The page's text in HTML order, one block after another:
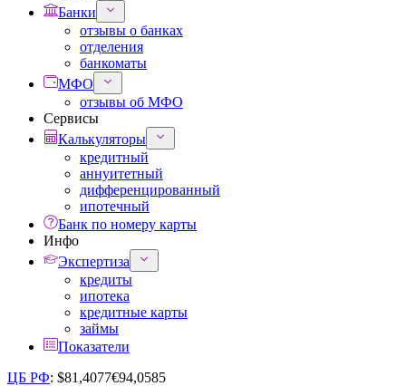
Банки
отзывы о банках
отделения
банкоматы
МФО
отзывы об МФО
Сервисы
Калькуляторы
кредитный
аннуитетный
дифференцированный
ипотечный
Банк по номеру карты
Инфо
Экспертиза
кредиты
ипотека
кредитные карты
займы
Показатели
ЦБ РФ: $81,4077€94,0585